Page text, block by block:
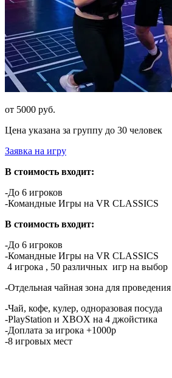
от 5000 руб.
Цена указана за группу до 30 человек
Заявка на игру
В стоимость входит:
-До 6 игроков
-Командные Игры на VR CLASSICS
В стоимость входит:
-До 6 игроков
-Командные Игры на VR CLASSICS
4 игрока , 50 различных игр на выбор
-Отдельная чайная зона для
-Чай, кофе, кулер, одноразовая посуда
-PlayStation и XBOX на 4 джойстика
-Доплата за игрока +1000р
-8 игровых мест